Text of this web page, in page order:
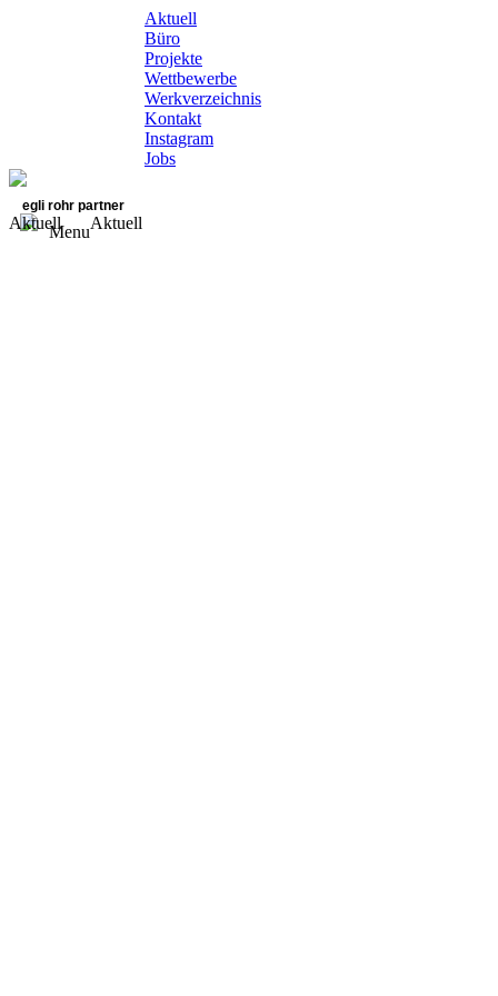
Aktuell
Büro
Projekte
Wettbewerbe
Werkverzeichnis
Kontakt
Instagram
Jobs
egli rohr partner
Menu
Aktuell Aktuell